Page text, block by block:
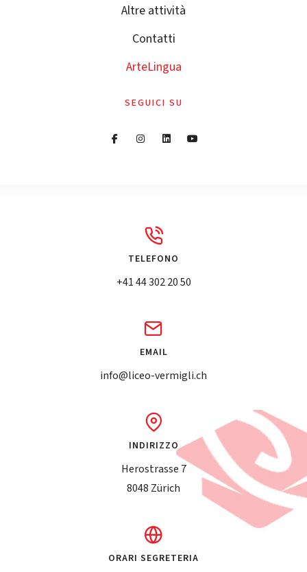
Altre attività
Contatti
ArteLingua
SEGUICI SU
TELEFONO
+41 44 302 20 50
EMAIL
info@liceo-vermigli.ch
INDIRIZZO
Herostrasse 7
8048 Zürich
ORARI SEGRETERIA